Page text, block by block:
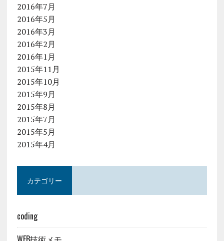
2016年7月
2016年5月
2016年3月
2016年2月
2016年1月
2015年11月
2015年10月
2015年9月
2015年8月
2015年7月
2015年5月
2015年4月
カテゴリー
coding